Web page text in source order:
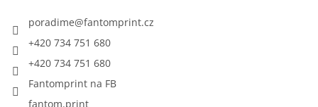
poradime@fantomprint.cz
+420 734 751 680
+420 734 751 680
Fantomprint na FB
fantom.print